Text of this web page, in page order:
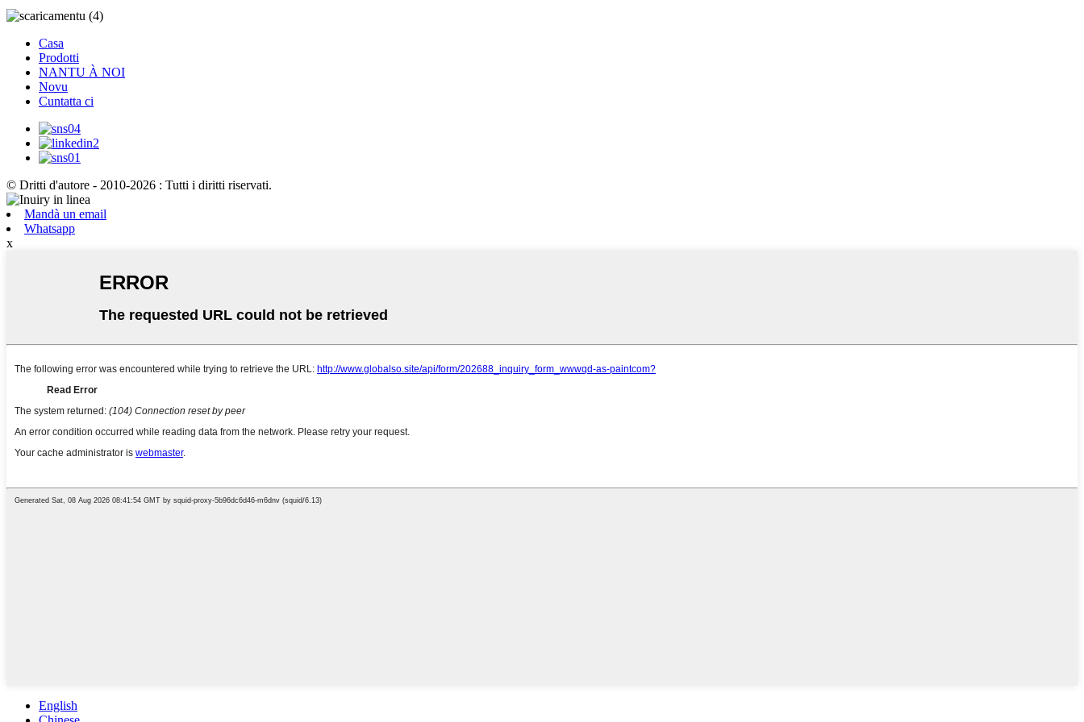
Casa
Prodotti
NANTU À NOI
Novu
Cuntatta ci
© Dritti d'autore - 2010-2026 : Tutti i diritti riservati.
Mandà un email
Whatsapp
x
English